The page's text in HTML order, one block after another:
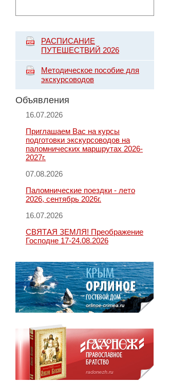
РАСПИСАНИЕ
ПУТЕШЕСТВИЙ 2026
Методическое пособие для
экскурсоводов
Объявления
16.07.2026
Приглашаем Вас на курсы
подготовки экскурсоводов на
паломнических маршрутах 2026-
2027г.
07.08.2026
Паломнические поездки - лето
2026, сентябрь 2026г.
16.07.2026
СВЯТАЯ ЗЕМЛЯ! Преображение
Господне 17-24.08.2026